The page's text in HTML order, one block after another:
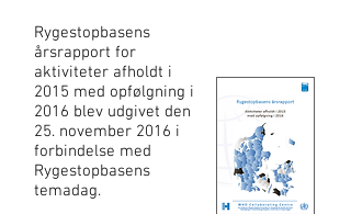
Rygestopbasens
årsrapport for
aktiviteter afholdt i
2015 med opfølgning i
2016 blev udgivet den
25. november 2016 i
forbindelse med
Rygestopbasens
temadag.